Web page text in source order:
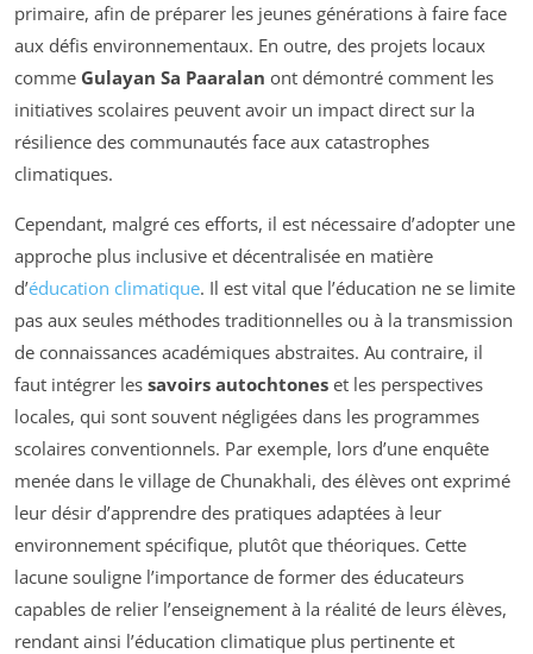
primaire, afin de préparer les jeunes générations à faire face
aux défis environnementaux. En outre, des projets locaux
comme Gulayan Sa Paaralan ont démontré comment les
initiatives scolaires peuvent avoir un impact direct sur la
résilience des communautés face aux catastrophes
climatiques.
Cependant, malgré ces efforts, il est nécessaire d’adopter une
approche plus inclusive et décentralisée en matière
d’éducation climatique. Il est vital que l’éducation ne se limite
pas aux seules méthodes traditionnelles ou à la transmission
de connaissances académiques abstraites. Au contraire, il
faut intégrer les savoirs autochtones et les perspectives
locales, qui sont souvent négligées dans les programmes
scolaires conventionnels. Par exemple, lors d’une enquête
menée dans le village de Chunakhali, des élèves ont exprimé
leur désir d’apprendre des pratiques adaptées à leur
environnement spécifique, plutôt que théoriques. Cette
lacune souligne l’importance de former des éducateurs
capables de relier l’enseignement à la réalité de leurs élèves,
rendant ainsi l’éducation climatique plus pertinente et